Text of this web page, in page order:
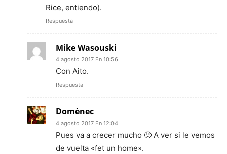
Rice, entiendo).
Respuesta
Mike Wasouski
4 agosto 2017 En 10:56
Con Aito.
Respuesta
Domènec
4 agosto 2017 En 12:04
Pues va a crecer mucho 🙂 A ver si le vemos
de vuelta «fet un home».